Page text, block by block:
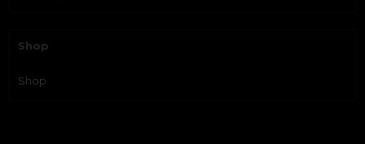
Shop
Shop